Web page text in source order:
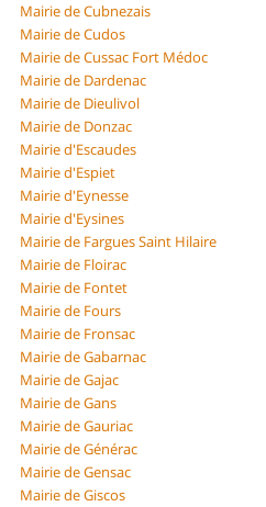
Mairie de Cubnezais
Mairie de Cudos
Mairie de Cussac Fort Médoc
Mairie de Dardenac
Mairie de Dieulivol
Mairie de Donzac
Mairie d'Escaudes
Mairie d'Espiet
Mairie d'Eynesse
Mairie d'Eysines
Mairie de Fargues Saint Hilaire
Mairie de Floirac
Mairie de Fontet
Mairie de Fours
Mairie de Fronsac
Mairie de Gabarnac
Mairie de Gajac
Mairie de Gans
Mairie de Gauriac
Mairie de Générac
Mairie de Gensac
Mairie de Giscos